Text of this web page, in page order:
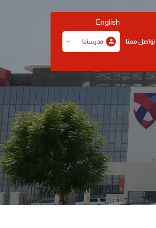
تواصل معنا
English
مدرستنا